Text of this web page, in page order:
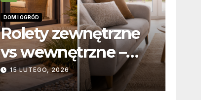
DOM I OGRÓD
Rolety zewnętrzne
vs wewnętrzne –
podstawowe
różnice
15 LUTEGO, 2026